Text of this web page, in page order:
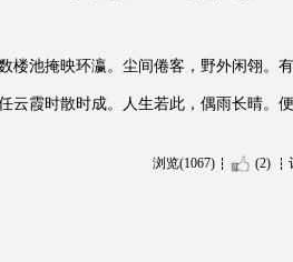
楼池掩映环瀛。尘间倦客，野外闲翎。
云霞时散时成。人生若此，偶雨长晴。
浏览(1067) (2)